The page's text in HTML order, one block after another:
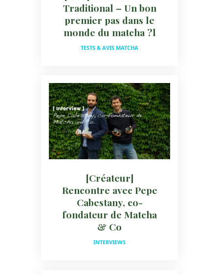
Traditional – Un bon
premier pas dans le
monde du matcha ?l
TESTS & AVIS MATCHA
[Créateur]
Rencontre avec Pepe
Cabestany, co-
fondateur de Matcha
& Co
INTERVIEWS